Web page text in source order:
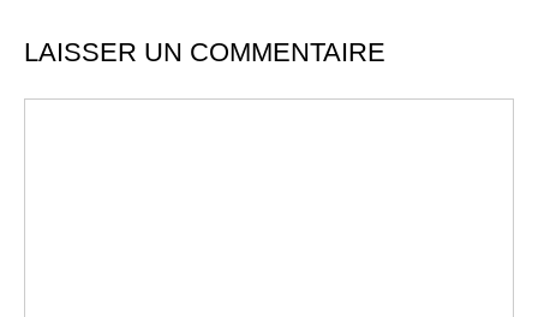
LAISSER UN COMMENTAIRE